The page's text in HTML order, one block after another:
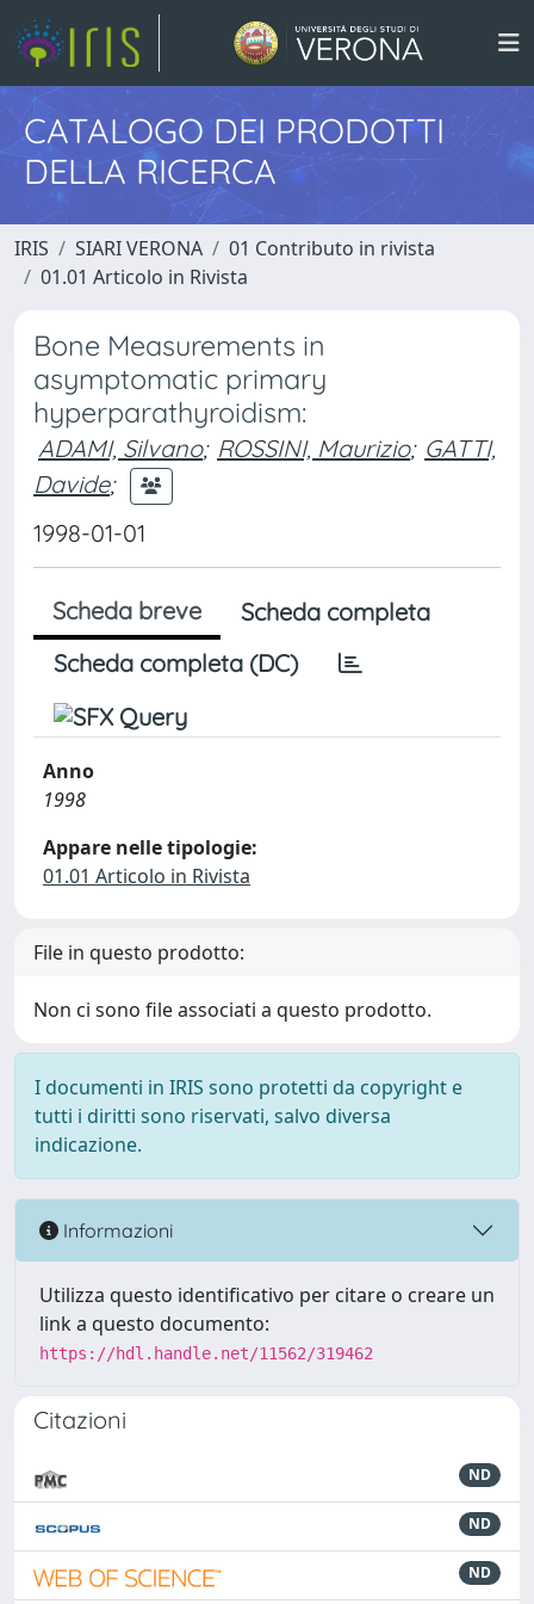
CATALOGO DEI PRODOTTI
DELLA RICERCA
IRIS SIARI VERONA
01 Contributo in rivista
01.01 Articolo in Rivista
Bone Measurements in
asymptomatic primary
hyperparathyroidism:
ADAMI, Silvano; ROSSINI, Maurizio; GATTI,
Davide;
1998-01-01
Scheda breve
Scheda completa
Scheda completa (DC)
Anno
1998
Appare nelle tipologie:
01.01 Articolo in Rivista
File in questo prodotto:
Non ci sono file associati a questo prodotto.
I documenti in IRIS sono protetti da copyright e
tutti i diritti sono riservati, salvo diversa
indicazione.
Informazioni
Utilizza questo identificativo per citare o creare un
link a questo documento:
https://hdl.handle.net/11562/319462
Citazioni
ND
ND
ND